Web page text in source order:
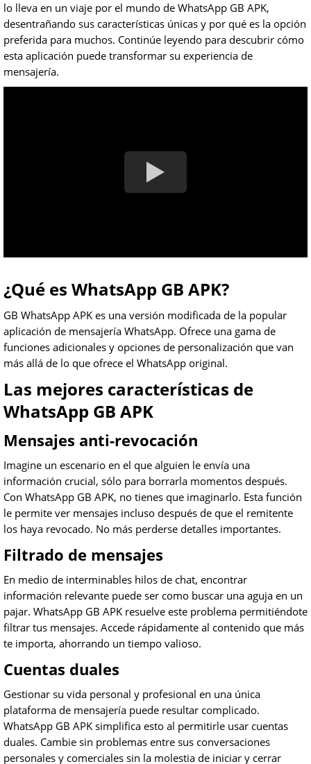
lo lleva en un viaje por el mundo de WhatsApp GB APK,
desentrañando sus características únicas y por qué es la opción
preferida para muchos. Continúe leyendo para descubrir cómo
esta aplicación puede transformar su experiencia de
mensajería.
¿Qué es WhatsApp GB APK?
GB WhatsApp APK es una versión modificada de la popular
aplicación de mensajería WhatsApp. Ofrece una gama de
funciones adicionales y opciones de personalización que van
más allá de lo que ofrece el WhatsApp original.
Las mejores características de
WhatsApp GB APK
Mensajes anti-revocación
Imagine un escenario en el que alguien le envía una
información crucial, sólo para borrarla momentos después.
Con WhatsApp GB APK, no tienes que imaginarlo. Esta función
le permite ver mensajes incluso después de que el remitente
los haya revocado. No más perderse detalles importantes.
Filtrado de mensajes
En medio de interminables hilos de chat, encontrar
información relevante puede ser como buscar una aguja en un
pajar. WhatsApp GB APK resuelve este problema permitiéndote
filtrar tus mensajes. Accede rápidamente al contenido que más
te importa, ahorrando un tiempo valioso.
Cuentas duales
Gestionar su vida personal y profesional en una única
plataforma de mensajería puede resultar complicado.
WhatsApp GB APK simplifica esto al permitirle usar cuentas
duales. Cambie sin problemas entre sus conversaciones
personales y comerciales sin la molestia de iniciar y cerrar